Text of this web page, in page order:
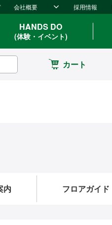
会社概要 採用情報
HANDS DO
(体験・イベント)
カート
内 フロアガイド